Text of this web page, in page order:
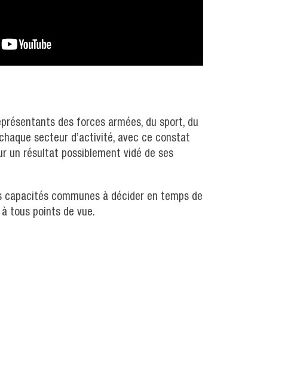
des forces armées, du sport, du
secteur d’activité, avec ce constat
un résultat possiblement vidé de ses
communes à décider en temps de
tous points de vue.